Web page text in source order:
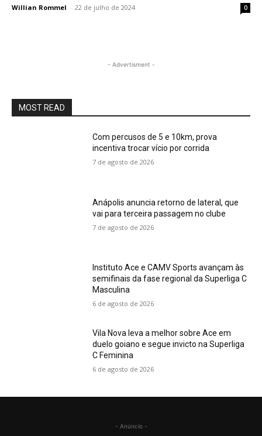
Willian Rommel - 22 de julho de 2024 0
- Advertisment -
MOST READ
Com percusos de 5 e 10km, prova
incentiva trocar vício por corrida
7 de agosto de 2026
Anápolis anuncia retorno de lateral, que
vai para terceira passagem no clube
7 de agosto de 2026
Instituto Ace e CAMV Sports avançam às
semifinais da fase regional da Superliga C
Masculina
6 de agosto de 2026
Vila Nova leva a melhor sobre Ace em
duelo goiano e segue invicto na Superliga
C Feminina
6 de agosto de 2026
- Anúncio -